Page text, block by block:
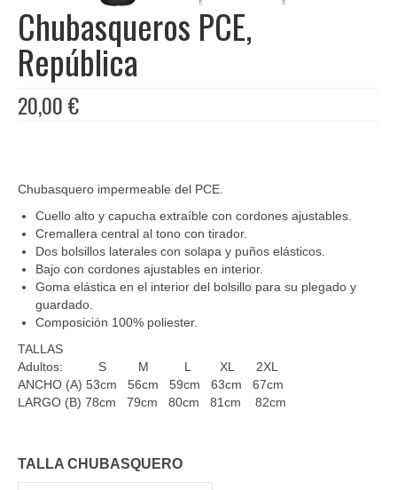
Chubasqueros PCE,
República
20,00€
Chubasquero impermeable del PCE.
Cuello alto y capucha extraíble con cordones ajustables.
Cremallera central al tono con tirador.
Dos bolsillos laterales con solapa y puños elásticos.
Bajo con cordones ajustables en interior.
Goma elástica en el interior del bolsillo para su plegado y
guardado.
Composición 100% poliester.
TALLAS
Adultos: S M L XL 2XL
ANCHO (A) 53cm 56cm 59cm 63cm 67cm
LARGO (B) 78cm 79cm 80cm 81cm 82cm
TALLA CHUBASQUERO